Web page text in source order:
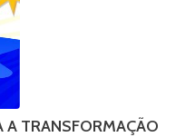
A TRANSFORMAÇÃO